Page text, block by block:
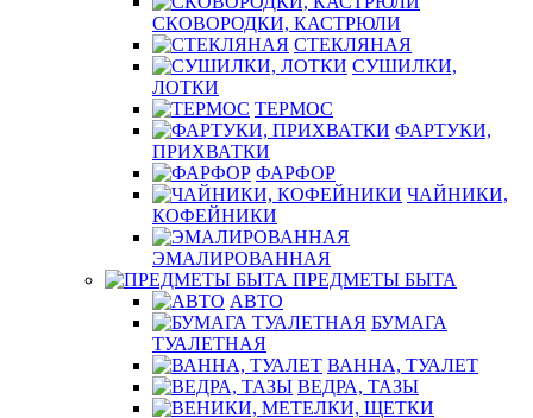
СКОВОРОДКИ, КАСТРЮЛИ
СТЕКЛЯНАЯ
СУШИЛКИ,
ЛОТКИ
ТЕРМОС
ФАРТУКИ,
ПРИХВАТКИ
ФАРФОР
ЧАЙНИКИ,
КОФЕЙНИКИ
ЭМАЛИРОВАННАЯ
ПРЕДМЕТЫ БЫТА
АВТО
БУМАГА
ТУАЛЕТНАЯ
ВАННА, ТУАЛЕТ
ВЕДРА, ТАЗЫ